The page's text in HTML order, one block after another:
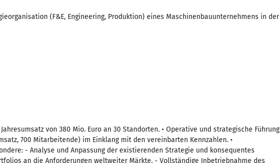
(F&E, Engineering, Produktion) eines Maschinenbauunternehmens in der
von 380 Mio. Euro an 30 Standorten. • Operative und strategische Führung
700 Mitarbeitende) im Einklang mit den vereinbarten Kennzahlen. •
- Analyse und Anpassung der existierenden Strategie und konsequentes
an die Anforderungen weltweiter Märkte. - Vollständige Inbetriebnahme des